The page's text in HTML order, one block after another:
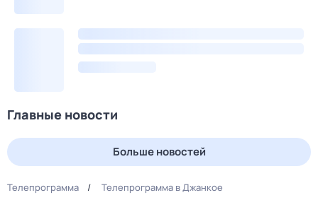
Главные новости
Больше новостей
Телепрограмма Телепрограмма в Джанкое